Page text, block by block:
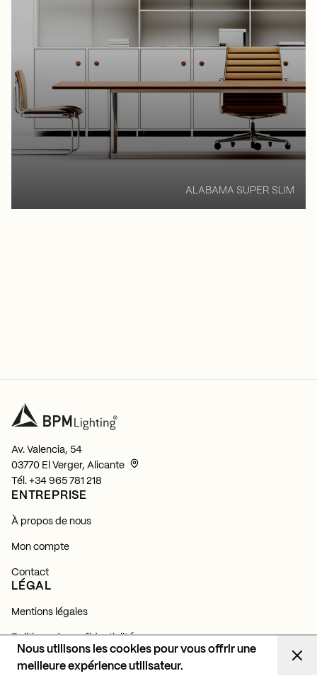
Nous utilisons les cookies pour vous offrir une
meilleure expérience utilisateur.
ALABAMA SUPER SLIM
Av. Valencia, 54
03770 El Verger, Alicante
Tél. +34 965 781 218
ENTREPRISE
À propos de nous
Mon compte
Contact
LÉGAL
Mentions légales
Politique de confidentialité
Politique de cookies